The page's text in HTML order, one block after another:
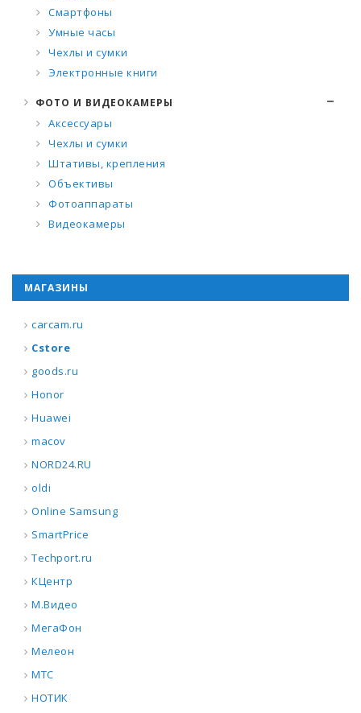
Смартфоны
Умные часы
Чехлы и сумки
Электронные книги
ФОТО И ВИДЕОКАМЕРЫ
Аксессуары
Чехлы и сумки
Штативы, крепления
Объективы
Фотоаппараты
Видеокамеры
МАГАЗИНЫ
carcam.ru
Cstore
goods.ru
Honor
Huawei
macov
NORD24.RU
oldi
Online Samsung
SmartPrice
Techport.ru
КЦентр
М.Видео
МегаФон
Мелеон
МТС
НОТИК